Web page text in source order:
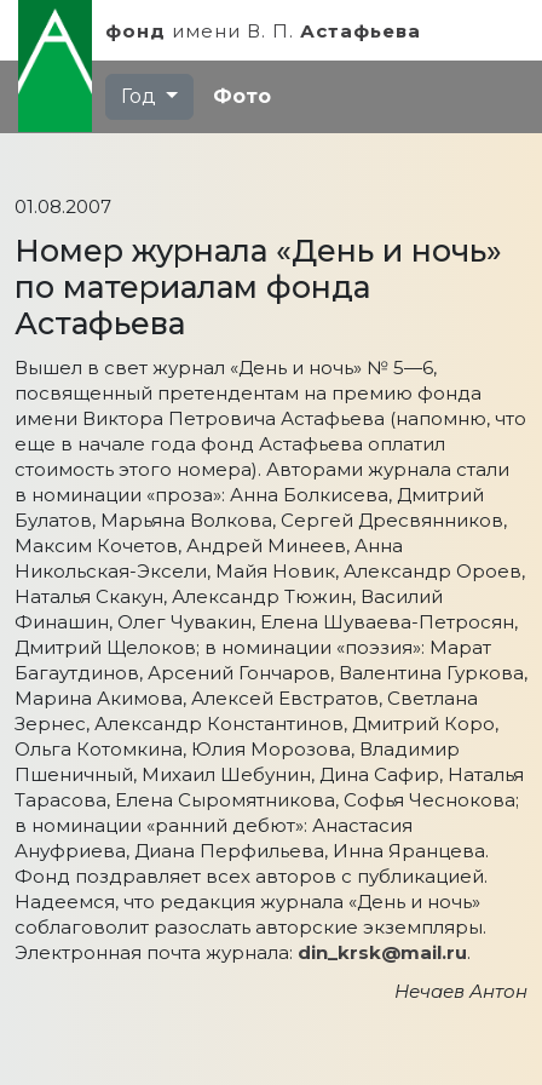
фонд имени В. П. Астафьева
Год Фото
01.08.2007
Номер журнала «День и ночь»
по материалам фонда
Астафьева
Вышел в свет журнал «День и ночь» № 5—6,
посвященный претендентам на премию фонда
имени Виктора Петровича Астафьева (напомню, что
еще в начале года фонд Астафьева оплатил
стоимость этого номера). Авторами журнала стали
в номинации «проза»: Анна Болкисева, Дмитрий
Булатов, Марьяна Волкова, Сергей Дресвянников,
Максим Кочетов, Андрей Минеев, Анна
Никольская-Эксели, Майя Новик, Александр Ороев,
Наталья Скакун, Александр Тюжин, Василий
Финашин, Олег Чувакин, Елена Шуваева-Петросян,
Дмитрий Щелоков; в номинации «поэзия»: Марат
Багаутдинов, Арсений Гончаров, Валентина Гуркова,
Марина Акимова, Алексей Евстратов, Светлана
Зернес, Александр Константинов, Дмитрий Коро,
Ольга Котомкина, Юлия Морозова, Владимир
Пшеничный, Михаил Шебунин, Дина Сафир, Наталья
Тарасова, Елена Сыромятникова, Софья Чеснокова;
в номинации «ранний дебют»: Анастасия
Ануфриева, Диана Перфильева, Инна Яранцева.
Фонд поздравляет всех авторов с публикацией.
Надеемся, что редакция журнала «День и ночь»
соблаговолит разослать авторские экземпляры.
Электронная почта журнала: din_krsk@mail.ru.
Нечаев Антон